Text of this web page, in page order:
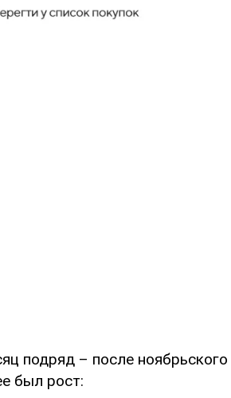
подряд – после ноябрьского
был рост: